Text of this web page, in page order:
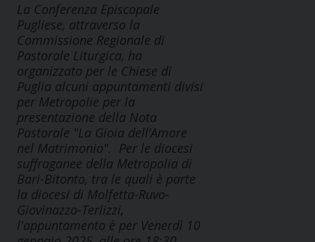
La Conferenza Episcopale
Pugliese, attraverso la
Commissione Regionale di
Pastorale Liturgica, ha
organizzato per le Chiese di
Puglia alcuni appuntamenti divisi
per Metropolie per la
presentazione della Nota
Pastorale "La Gioia dell’Amore
nel Matrimonio". Per le diocesi
suffraganee della Metropolia di
Bari-Bitonto, tra le quali è parte
la diocesi di Molfetta-Ruvo-
Giovinazzo-Terlizzi,
l'appuntamento è per Venerdì 10